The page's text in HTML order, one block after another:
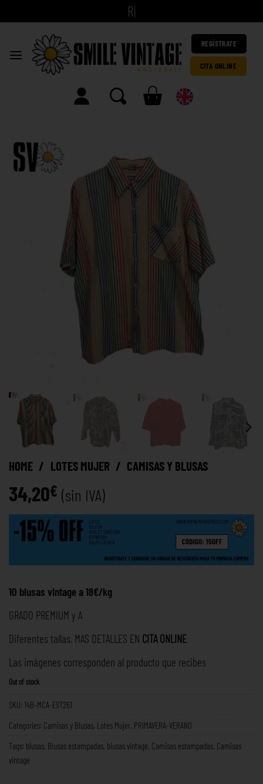
A|
REGÍSTRATE
CITA ONLINE
HOME / LOTES MUJER / CAMISAS Y BLUSAS
34,20€ (sin IVA)
10 blusas vintage a 18€/kg
GRADO PREMIUM y A
Diferentes tallas. MAS DETALLES EN CITA ONLINE
Las imágenes corresponden al producto que recibes
Out of stock
SKU: 14B-MCA-EST261
Categories: Camisas y Blusas Lotes Mujer PRIMAVERA-VERANO
Tags: blusas Blusas estampadas blusas vintage Camisas estampadas Camisas
vintage